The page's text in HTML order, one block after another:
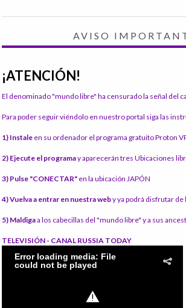
AVISO
¡ATENCIÓN!
El denominado "mundo libre" ha censurado la señal del
Para poder seguir viéndolo en nuestro portal siga las
1) Instale en su ordenador el programa gratuito Proton
2) Ejecute el programay aparecerán tres Ubicaciones
3) Pulse "CONECTAR" en la ubicación JAPÓN
4) Vuelva a entrar en nuestra weby ya podrá disfrutar de
5) Maldigaa los cabecillas del "mundo libre" y a sus
TELEVISIÓN - CANAL RUSSIA TODAY